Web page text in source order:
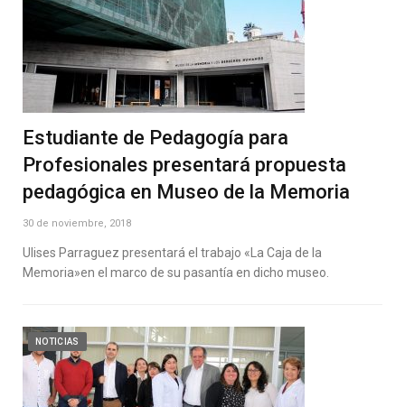
Estudiante de Pedagogía para
Profesionales presentará propuesta
pedagógica en Museo de la Memoria
30 de noviembre, 2018
Ulises Parraguez presentará el trabajo «La Caja de la
Memoria»en el marco de su pasantía en dicho museo.
NOTICIAS